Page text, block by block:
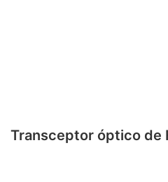
Transceptor óptico de